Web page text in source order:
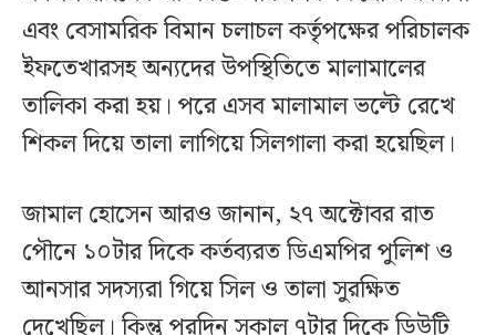
এবং বেসামরিক বিমান চলাচল কর্তৃপক্ষের পরিচালক
ইফতেখারসহ অন্যদের উপস্থিতিতে মালামালের
তালিকা করা হয়। পরে এসব মালামাল ভল্টে রেখে
শিকল দিয়ে তালা লাগিয়ে সিলগালা করা হয়েছিল।
জামাল হোসেন আরও জানান, ২৭ অক্টোবর রাত
পৌনে ১০টার দিকে কর্তব্যরত ডিএমপির পুলিশ ও
আনসার সদস্যরা গিয়ে সিল ও তালা সুরক্ষিত